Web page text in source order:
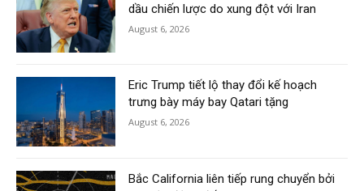
dầu chiến lược do xung đột với Iran
August 6, 2026
Eric Trump tiết lộ thay đổi kế hoạch
trưng bày máy bay Qatari tặng
August 6, 2026
Bắc California liên tiếp rung chuyển bởi